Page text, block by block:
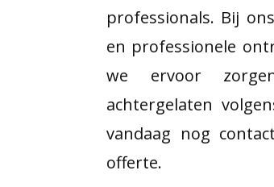
professionals. Bij
en professionele
we ervoor
achtergelaten
vandaag nog
offerte.